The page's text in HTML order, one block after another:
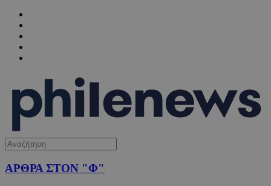
ΑΡΘΡΑ ΣΤΟΝ "Φ"